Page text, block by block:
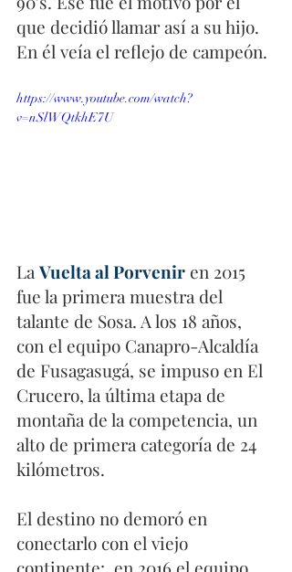
que decidió llamar así a su hijo.
En él veía el reflejo de campeón.
https://www.youtube.com/watch?
v=nSlWQtkhE7U
La Vuelta al Porvenir en 2015
fue la primera muestra del
talante de Sosa. A los 18 años,
con el equipo Canapro-Alcaldía
de Fusagasugá, se impuso en El
Crucero, la última etapa de
montaña de la competencia, un
alto de primera categoría de 24
kilómetros.
El destino no demoró en
conectarlo con el viejo